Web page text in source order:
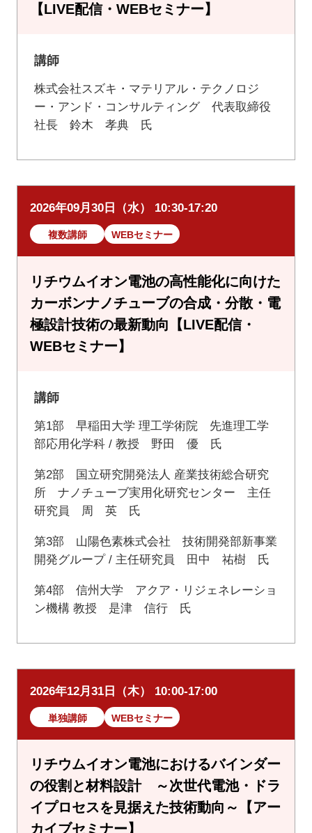
【LIVE配信・WEBセミナー】
講師
株式会社スズキ・マテリアル・テクノロジ
ー・アンド・コンサルティング 代表取締役
社長 鈴木 孝典 氏
2026年09月30日（水） 10:30-17:20
複数講師 WEBセミナー
リチウムイオン電池の高性能化に向けた
カーボンナノチューブの合成・分散・電
極設計技術の最新動向【LIVE配信・
WEBセミナー】
講師
第1部 早稲田大学 理工学術院 先進理工学
部応用化学科 / 教授 野田 優 氏
第2部 国立研究開発法人 産業技術総合研究
所 ナノチューブ実用化研究センター 主任
研究員 周 英 氏
第3部 山陽色素株式会社 技術開発部新事業
開発グループ / 主任研究員 田中 祐樹 氏
第4部 信州大学 アクア・リジェネレーショ
ン機構 教授 是津 信行 氏
2026年12月31日（木） 10:00-17:00
単独講師 WEBセミナー
リチウムイオン電池におけるバインダー
の役割と材料設計 ～次世代電池・ドラ
イプロセスを見据えた技術動向～【アー
カイブセミナー】